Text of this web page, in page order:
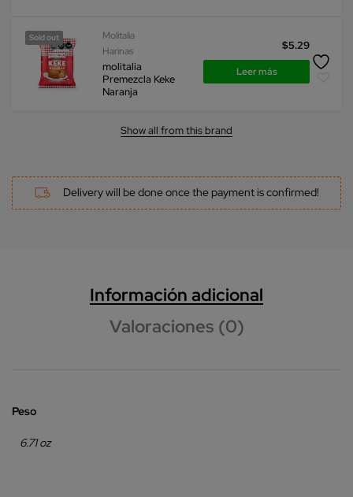
Sold out
Molitalia
Harinas
molitalia
Premezcla Keke
Naranja
$5.29
Leer más
Show all from this brand
Delivery will be done once the payment is confirmed!
Información adicional
Valoraciones (0)
Peso
6.71 oz